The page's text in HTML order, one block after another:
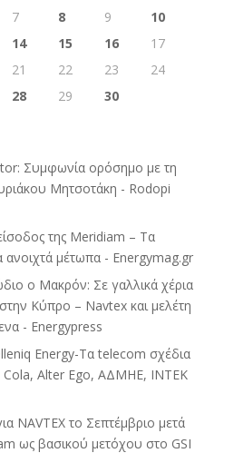
7 8 9
10
14 15 16
17
21 22 23
24
28 29
30
Συμφωνία ορόσημο με τη
Μητσοτάκη - Rodopi
της Meridiam – Τα
ανοιχτά μέτωπα - Energymag.gr
ο Μακρόν: Σε γαλλικά χέρια
Κύπρο – Navtex και μελέτη
- Energypress
Energy-Τα telecom σχέδια
Cola, Alter Ego, ΑΔΜΗΕ, ΙΝΤΕΚ
NAVTEX το Σεπτέμβριο μετά
ως βασικού μετόχου στο GSI